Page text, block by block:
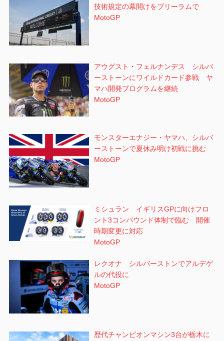
技術規定の幕開けをブリーラムで
MotoGP
アウグスト・フェルナンデス シルバ
ーストーンにワイルドカード参戦 ヤ
マハ開発プログラムを継続
MotoGP
モンスターエナジー・ヤマハ、シルバ
ーストーンで夏休み明け初戦に挑む
MotoGP
ミシュラン イギリスGPに向けフロ
ント3コンパウンド体制で臨む 開催
時期変更に対応
MotoGP
レクオナ シルバーストンでアルデゲ
ルの代役に
MotoGP
歴代チャンピオンマシン3台が栃木に